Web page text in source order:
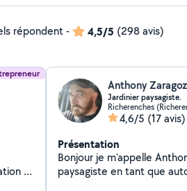
répondent- 4,5/5 (298 avis)
et
Jardinier paysagiste.
Richerenches
4,6/5 (17 avis)
Présentation
Bonjour je m'appelle
paysagiste en tant que auto